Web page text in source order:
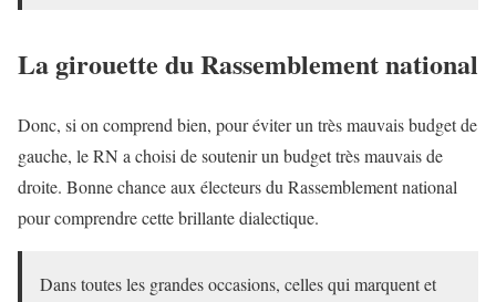
La girouette du Rassemblement national
Donc, si on comprend bien, pour éviter un très mauvais budget de
gauche, le RN a choisi de soutenir un budget très mauvais de
droite. Bonne chance aux électeurs du Rassemblement national
pour comprendre cette brillante dialectique.
Dans toutes les grandes occasions, celles qui marquent et